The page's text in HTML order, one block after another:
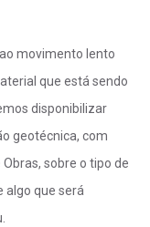
movimento lento
que está sendo
disponibilizar
geotécnica, com
sobre o tipo de
algo que será